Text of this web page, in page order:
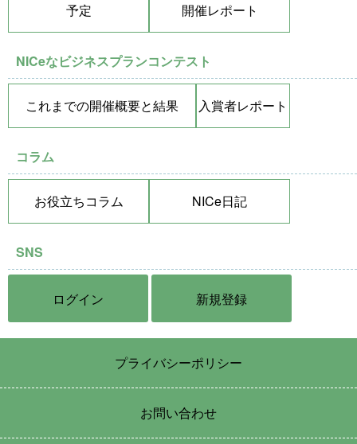
予定 開催レポート
NICeなビジネスプランコンテスト
これまでの開催概要と結果 入賞者レポート
コラム
お役立ちコラム NICe日記
SNS
ログイン 新規登録
プライバシーポリシー
お問い合わせ